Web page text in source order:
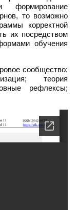
то возможно
корректной
их посредством
обучения
сообщество;
теория
рефлексы;